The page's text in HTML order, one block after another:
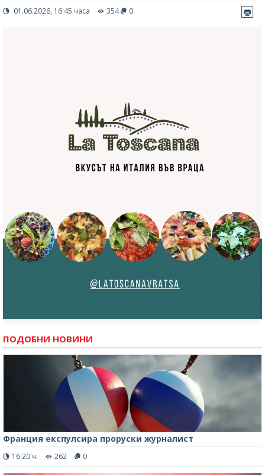
01.06.2026, 16:45 часа 354 0
ПОДОБНИ НОВИНИ
Франция експулсира проруски журналист
16:20 ч. 262 0